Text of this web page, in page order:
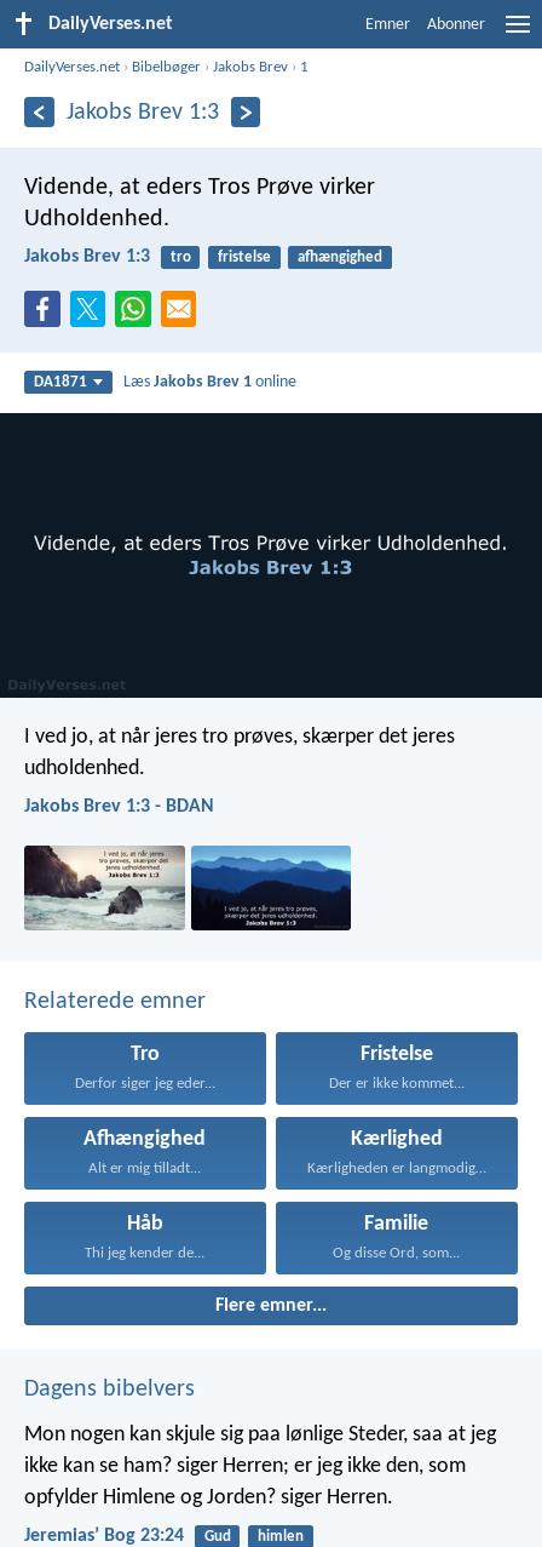
DailyVerses.net Emner Abonner
DailyVerses.net › Bibelbøger ›Jakobs Brev › 1
Jakobs Brev 1:3
Vidende, at eders Tros Prøve virker
Udholdenhed.
Jakobs Brev 1:3 tro fristelse afhængighed
DA1871 LæsJakobs Brev 1 online
I ved jo, at når jeres tro prøves, skærper det jeres
udholdenhed.
Jakobs Brev 1:3 - BDAN
Relaterede emner
Tro
Derfor siger jeg eder...
Fristelse
Der er ikke kommet...
Afhængighed
Alt er mig tilladt...
Kærlighed
Kærligheden er langmodig, er...
Håb
Thi jeg kender de...
Familie
Og disse Ord, som...
Flere emner...
Dagens bibelvers
Mon nogen kan skjule sig paa lønlige Steder, saa at jeg
ikke kan se ham? siger Herren; er jeg ikke den, som
opfylder Himlene og Jorden? siger Herren.
Jeremiasʼ Bog 23:24 Gud himlen